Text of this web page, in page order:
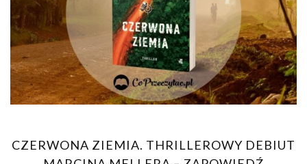
CZERWONA ZIEMIA. THRILLEROWY DEBIUT